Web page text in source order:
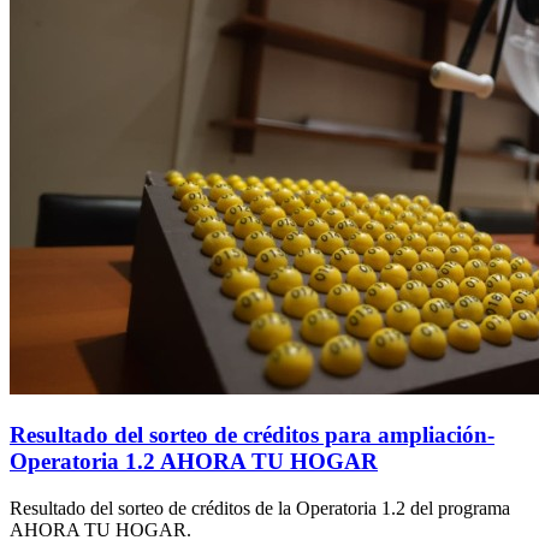
Resultado del sorteo de créditos para ampliación-
Operatoria 1.2 AHORA TU HOGAR
Resultado del sorteo de créditos de la Operatoria 1.2 del programa
AHORA TU HOGAR.